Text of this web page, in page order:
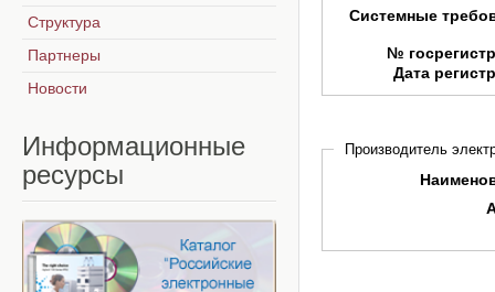
Системные
№
Дата
Производитель
Структура
Партнеры
Новости
Информационные
ресурсы